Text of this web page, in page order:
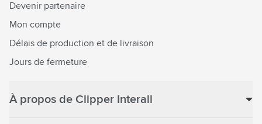
Devenir partenaire
Mon compte
Délais de production et de livraison
Jours de fermeture
À propos de Clipper Interall